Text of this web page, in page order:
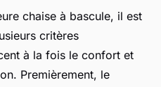
chaise à bascule, il est
critères
à la fois le confort et
Premièrement, le